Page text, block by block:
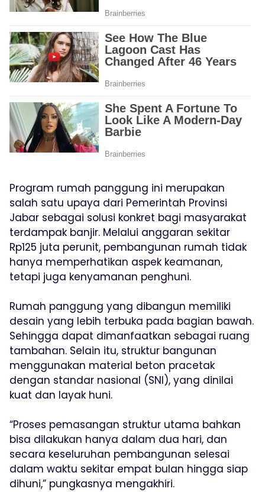
Program rumah panggung ini merupakan
salah satu upaya dari Pemerintah Provinsi
Jabar sebagai solusi konkret bagi masyarakat
terdampak banjir. Melalui anggaran sekitar
Rp125 juta perunit, pembangunan rumah tidak
hanya memperhatikan aspek keamanan,
tetapi juga kenyamanan penghuni.
Rumah panggung yang dibangun memiliki
desain yang lebih terbuka pada bagian bawah.
Sehingga dapat dimanfaatkan sebagai ruang
tambahan. Selain itu, struktur bangunan
menggunakan material beton pracetak
dengan standar nasional (SNI), yang dinilai
kuat dan layak huni.
“Proses pemasangan struktur utama bahkan
bisa dilakukan hanya dalam dua hari, dan
secara keseluruhan pembangunan selesai
dalam waktu sekitar empat bulan hingga siap
dihuni,” pungkasnya mengakhiri.